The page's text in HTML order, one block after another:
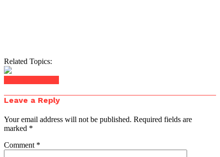
Related Topics:
Leave a Reply
Your email address will not be published. Required fields are
marked *
Comment *